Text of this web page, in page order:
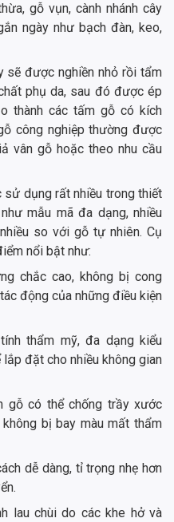
gỗ vụn, cành nhánh cây
ngày như bạch đàn, keo,
sẽ được nghiền nhỏ rồi tẩm
phụ da, sau đó được ép
thành các tấm gỗ có kích
công nghiệp thường được
vân gỗ hoặc theo nhu cầu
dụng rất nhiều trong thiết
mẫu mã đa dạng, nhiều
so với gỗ tự nhiên. Cụ
nổi bật như:
chắc cao, không bị cong
động của những điều kiện
thẩm mỹ, đa dạng kiểu
đặt cho nhiều không gian
gỗ có thể chống trầy xước
bị bay màu mất thẩm
dễ dàng, tỉ trọng nhẹ hơn
lau chùi do các khe hở và